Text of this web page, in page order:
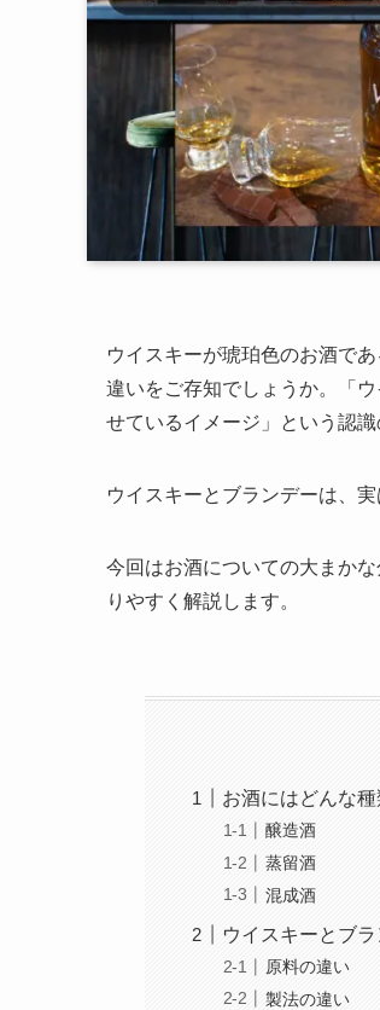
ウイスキーが琥珀色のお酒で
違いをご存知でしょうか。「
せているイメージ」という認
ウイスキーとブランデーは、
今回はお酒についての大まか
りやすく解説します。
お酒にはどんな種
醸造酒
蒸留酒
混成酒
ウイスキーとブ
原料の違い
製法の違い